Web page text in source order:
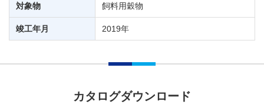
対象物 飼料用穀物
竣工年月 2019年
カタログダウンロード